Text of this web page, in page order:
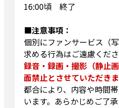
16:00頃 終了
■注意事項：
個別にファンサービス（
求める行為はご遠慮くださ
録音・録画・撮影（静止
面禁止とさせていただきま
都合により、内容や時間
います。あらかじめご了承